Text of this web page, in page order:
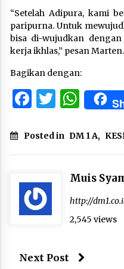
“Setelah Adipura, kami
paripurna. Untuk
bisa di-wujudkan
kerja ikhlas,” pesan
Bagikan dengan:
Facebook
Posted in DM 1 A,
Muis
http://
2,545 views
Next Post